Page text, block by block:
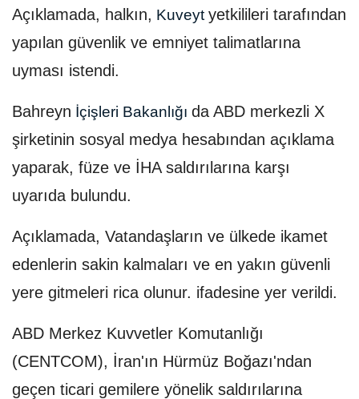
Açıklamada, halkın, Kuveyt yetkilileri tarafından
yapılan güvenlik ve emniyet talimatlarına
uyması istendi.
Bahreyn İçişleri Bakanlığı da ABD merkezli X
şirketinin sosyal medya hesabından açıklama
yaparak, füze ve İHA saldırılarına karşı
uyarıda bulundu.
Açıklamada, Vatandaşların ve ülkede ikamet
edenlerin sakin kalmaları ve en yakın güvenli
yere gitmeleri rica olunur. ifadesine yer verildi.
ABD Merkez Kuvvetler Komutanlığı
(CENTCOM), İran'ın Hürmüz Boğazı'ndan
geçen ticari gemilere yönelik saldırılarına